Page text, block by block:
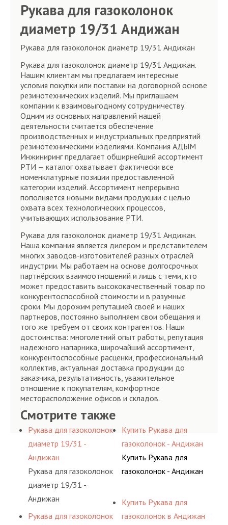
Рукава для газоколонок
диаметр 19/31 Андижан
Рукава для газоколонок диаметр 19/31 Андижан
Рукава для газоколонок диаметр 19/31 Андижан.
Нашим клиентам мы предлагаем интересные
условия покупки или поставки на договорной основе
резинотехнических изделий. Мы приглашаем
компании к взаимовыгодному сотрудничеству.
Одним из основных направлений нашей
деятельности считается обеспечение
производственных и индустриальных предприятий
резинотехническими изделиями. Компания АДЫМ
Инжиниринг предлагает обширнейший ассортимент
РТИ — каталог охватывает фактически все
номенклатурные позиции предоставленной
категории изделий. Ассортимент непрерывно
пополняется новыми видами продукции с целью
охвата всех технологических процессов,
учитывающих использование РТИ.
Рукава для газоколонок диаметр 19/31 Андижан.
Наша компания является дилером и представителем
многих заводов-изготовителей разных отраслей
индустрии. Мы работаем на основе долгосрочных
партнёрских взаимоотношений и лишь с теми, кто
может предоставить высококачественный товар по
конкурентоспособной стоимости и в разумные
сроки. Мы дорожим репутацией своей и наших
партнеров, постоянно выполняем свои обещания и
того же требуем от своих контрагентов. Наши
достоинства: многолетний опыт работы, репутация
надежного напарника, широчайший ассортимент,
конкурентоспособные расценки, профессиональный
коллектив, актуальная доставка продукции до
заказчика, результативность, уважительное
отношение к покупателям, комфортное
месторасположение офисов и складов.
Смотрите также
Рукава для газоколонок
диаметр 19/31 -
Андижан
Рукава для газоколонок
диаметр 19/31 -
Андижан
Рукава для газоколонок
Купить Рукава для
газоколонок - Андижан
Купить Рукава для
газоколонок - Андижан
Купить Рукава для
газоколонок в Андижан